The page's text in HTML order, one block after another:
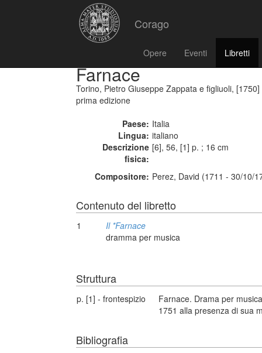
Corago
Opere Eventi Libretti
Farnace
Torino, Pietro Giuseppe Zappata e figliuoli, [1750]
prima edizione
Paese: Italia
Lingua: italiano
Descrizione
fisica:
[6], 56, [1] p. ; 16 cm
Compositore: Perez, David (1711 - 30/10/
Contenuto del libretto
1
Il *Farnace
dramma per musica
Struttura
p. [1] - frontespizio
Farnace. Drama per
1751 alla presenza di sua
Bibliografia